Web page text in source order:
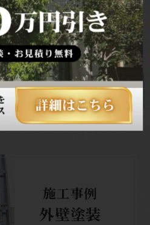
ローリング貼替工事｜内
工事例
ージへ 次へ
施工事例
外壁塗装